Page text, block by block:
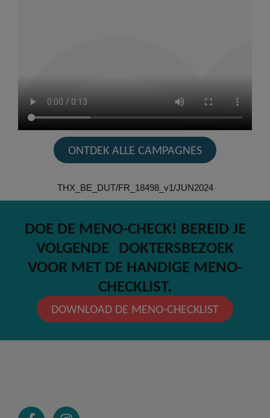
ONTDEK ALLE CAMPAGNES
THX_BE_DUT/FR_18498_v1/JUN2024
DOE DE MENO-CHECK! BEREID JE
VOLGENDE DOKTERSBEZOEK
VOOR MET DE HANDIGE MENO-
CHECKLIST.
DOWNLOAD DE MENO-CHECKLIST